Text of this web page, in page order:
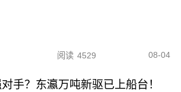
阅读 4529 08-04
手？东瀛万吨新驱已上船台！